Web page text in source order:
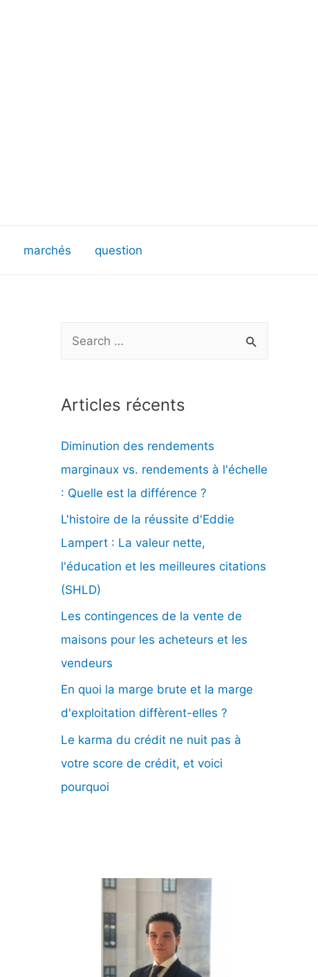
marchés question
h
r
c
h
e
r
:
Articles récents
Diminution des rendements
marginaux vs. rendements à l'échelle
: Quelle est la différence ?
L'histoire de la réussite d'Eddie
Lampert : La valeur nette,
l'éducation et les meilleures citations
(SHLD)
Les contingences de la vente de
maisons pour les acheteurs et les
vendeurs
En quoi la marge brute et la marge
d'exploitation diffèrent-elles ?
Le karma du crédit ne nuit pas à
votre score de crédit, et voici
pourquoi